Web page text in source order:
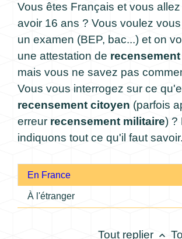
Vous êtes Français et vous
avoir 16 ans ? Vous voulez
un examen (BEP, bac...) et on
une attestation de
mais vous ne savez pas
Vous vous interrogez sur ce
recensement citoyen (parfois
erreur recensement militaire) ?
indiquons tout ce qu'il faut savoir.
En France
À l'étranger
Tout replier keyboard_arrow_up